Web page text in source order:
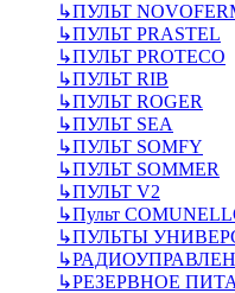
↳ПУЛЬТ
↳ПУЛЬТ PRASTEL
↳ПУЛЬТ PROTECO
↳ПУЛЬТ RIB
↳ПУЛЬТ ROGER
↳ПУЛЬТ SEA
↳ПУЛЬТ SOMFY
↳ПУЛЬТ SOMMER
↳ПУЛЬТ V2
↳Пульт
↳ПУЛЬТЫ
↳
↳РЕЗЕРВНОЕ